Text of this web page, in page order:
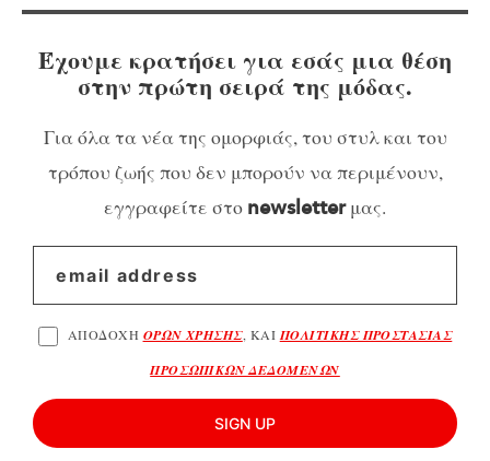
Έχουμε κρατήσει για εσάς μια θέση
στην πρώτη σειρά της μόδας.
Για όλα τα νέα της ομορφιάς, του στυλ και του
τρόπου ζωής που δεν μπορούν να περιμένουν,
εγγραφείτε στο newsletterμας.
ΑΠΟΔΟΧΗ ΟΡΩΝ ΧΡΗΣΗΣ, ΚΑΙ ΠΟΛΙΤΙΚΗΣ ΠΡΟΣΤΑΣΙΑΣ
ΠΡΟΣΩΠΙΚΩΝ ΔΕΔΟΜΕΝΩΝ
SIGN UP